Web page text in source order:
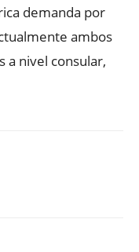
demanda por
ambos
a nivel consular,